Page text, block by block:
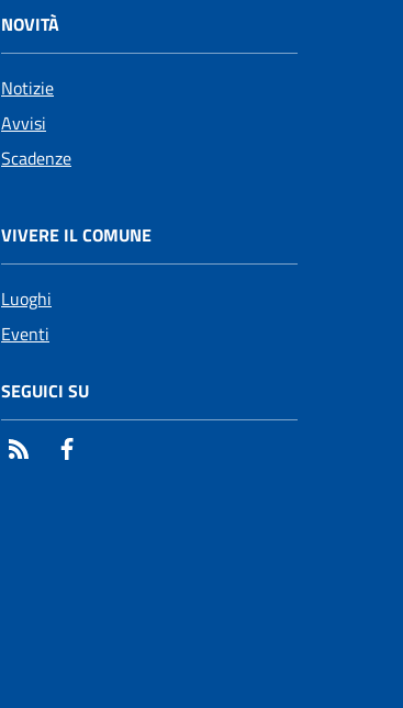
NOVITÀ
Notizie
Avvisi
Scadenze
VIVERE IL COMUNE
Luoghi
Eventi
SEGUICI SU
RSS